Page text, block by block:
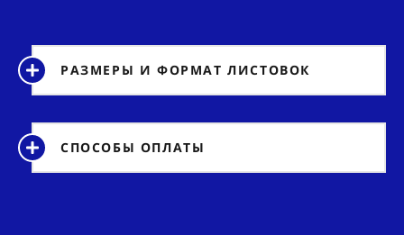
РАЗМЕРЫ И ФОРМАТ ЛИСТОВОК
СПОСОБЫ ОПЛАТЫ